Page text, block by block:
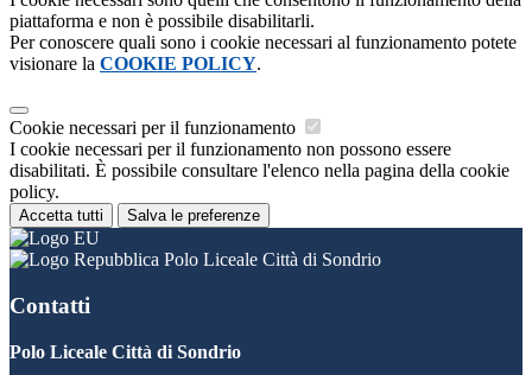
piattaforma e non è possibile disabilitarli.
Per conoscere quali sono i cookie necessari al funzionamento potete
visionare la COOKIE POLICY.
Cookie necessari per il funzionamento
I cookie necessari per il funzionamento non possono essere
disabilitati. È possibile consultare l'elenco nella pagina della cookie
policy.
Accetta tutti Salva le preferenze
Polo Liceale Città di Sondrio
Contatti
Polo Liceale Città di Sondrio